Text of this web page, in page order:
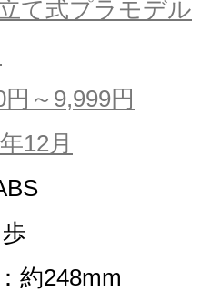
て式プラモデル
円～9,999円
12月
約248mm